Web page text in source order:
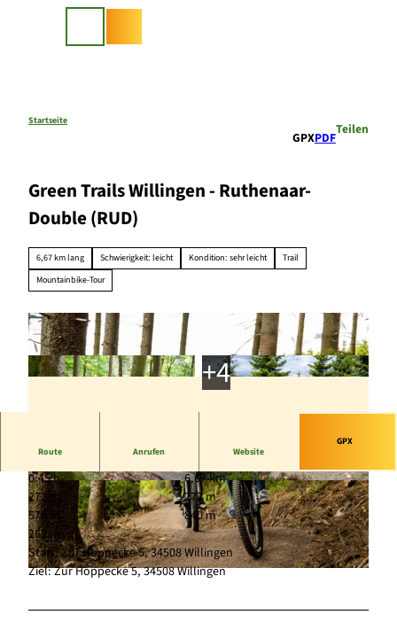
Startseite
GPXPDF
Teilen
Green Trails Willingen - Ruthenaar-
Double (RUD)
6,67 km lang Schwierigkeit: leicht Kondition: sehr leicht
Trail
Mountainbike-Tour
© Marius Lahme, Zweckverband Green Trails | CC-BY-SA
© Marius Lahme, Zweckverband Green Trails |
CC-BY-SA
© Marius Lahme, Zweckverband Green Trails |
CC-BY-SA
Route Anrufen Website
GPX
0:45 h
6,67 km
272 m
272 m
578 m
840 m
262 m
Start: Zur Hoppecke 5, 34508 Willingen
Ziel: Zur Hoppecke 5, 34508 Willingen